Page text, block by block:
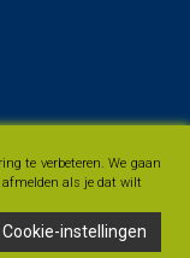
te verbeteren. We gaan
als je dat wilt
Cookie-instellingen